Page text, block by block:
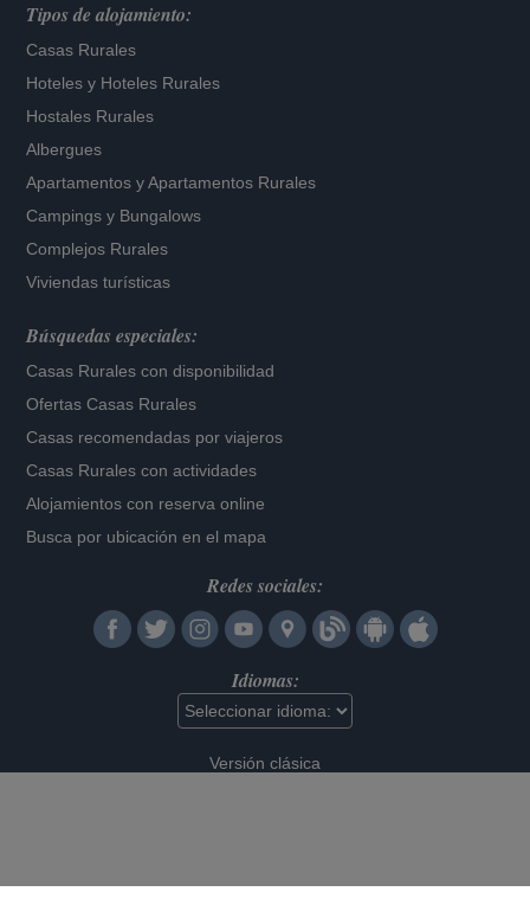
Tipos de alojamiento:
Casas Rurales
Hoteles y Hoteles Rurales
Hostales Rurales
Albergues
Apartamentos yApartamentos Rurales
Campings y Bungalows
Complejos Rurales
Viviendas turísticas
Búsquedas especiales:
Casas Rurales con disponibilidad
Ofertas Casas Rurales
Casas recomendadas por viajeros
Casas Rurales con actividades
Alojamientos con reserva online
Busca por ubicación en el mapa
Redes sociales:
Idiomas:
Versión clásica